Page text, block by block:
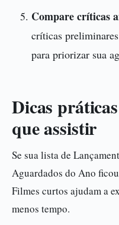
Compare críticas
críticas
para priorizar sua
Dicas
que assistir
Se sua lista de
Aguardados do Ano
Filmes curtos ajudam a
menos tempo.